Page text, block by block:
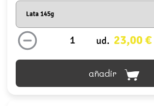
ud. 23,00 €
añadir